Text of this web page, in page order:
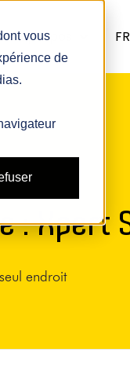
vous
de
Ressources
Show submenu for
À propos
: Xpert
endroit